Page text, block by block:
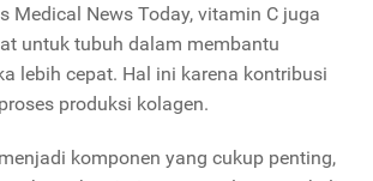
Medical News Today, vitamin C juga
untuk tubuh dalam membantu
lebih cepat. Hal ini karena kontribusi
produksi kolagen.
komponen yang cukup penting,